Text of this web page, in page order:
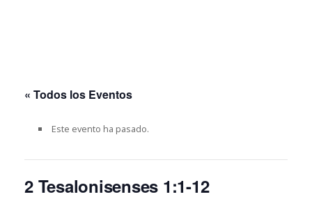
« Todos los Eventos
Este evento ha pasado.
2 Tesalonisenses 1:1-12